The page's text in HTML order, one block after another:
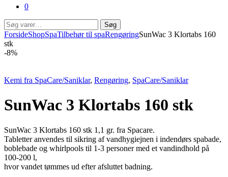
0
Søg
efter:
Søg
ForsideShopSpaTilbehør til spaRengøringSunWac 3 Klortabs 160
stk
-8%
Kemi fra SpaCare/Saniklar, Rengøring, SpaCare/Saniklar
SunWac 3 Klortabs 160 stk
SunWac 3 Klortabs 160 stk 1,1 gr. fra Spacare.
Tabletter anvendes til sikring af vandhygiejnen i indendørs spabade,
boblebade og whirlpools til 1-3 personer med et vandindhold på
100-200 l,
hvor vandet tømmes ud efter afsluttet badning.